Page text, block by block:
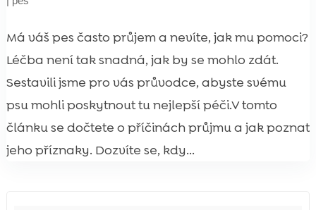
Má váš pes často průjem a nevíte, jak mu pomoci?
Léčba není tak snadná, jak by se mohlo zdát.
Sestavili jsme pro vás průvodce, abyste svému
psu mohli poskytnout tu nejlepší péči.V tomto
článku se dočtete o příčinách průjmu a jak poznat
jeho příznaky. Dozvíte se, kdy...